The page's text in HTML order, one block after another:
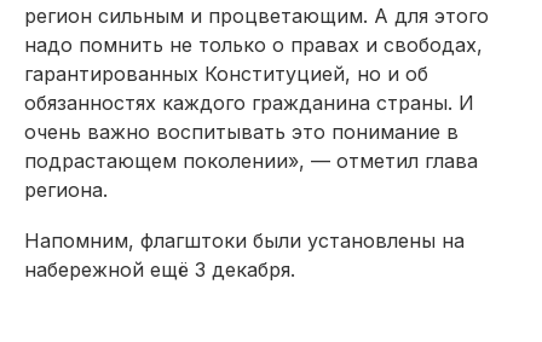
регион сильным и процветающим. А для этого
надо помнить не только о правах и свободах,
гарантированных Конституцией, но и об
обязанностях каждого гражданина страны. И
очень важно воспитывать это понимание в
подрастающем поколении», — отметил глава
региона.
Напомним, флагштоки были установлены на
набережной ещё 3 декабря.